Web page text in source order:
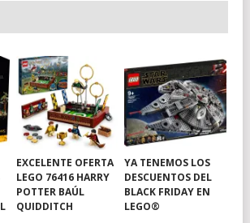
EXCELENTE OFERTA
LEGO 76416 HARRY
POTTER BAÚL
QUIDDITCH
YA TENEMOS LOS
DESCUENTOS DEL
BLACK FRIDAY EN
LEGO®